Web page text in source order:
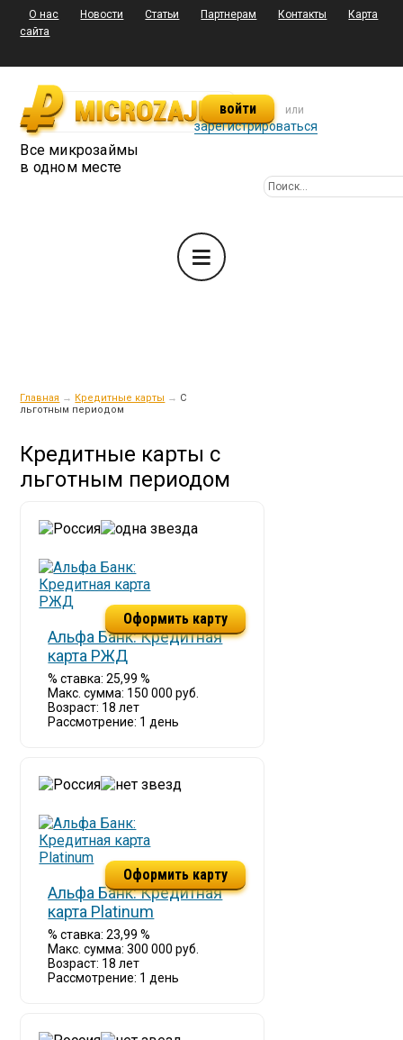
О нас Новости Статьи Партнерам Контакты
Карта
сайта
Все микрозаймы
в одном месте
войти или
зарегистрироваться
Главная → Кредитные карты → С
льготным периодом
Кредитные карты с
льготным периодом
Альфа Банк: Кредитная
карта РЖД
% ставка: 25,99 %
Макс. сумма: 150 000 руб.
Возраст: 18 лет
Рассмотрение: 1 день
Оформить карту
Альфа Банк: Кредитная
карта Platinum
% ставка: 23,99 %
Макс. сумма: 300 000 руб.
Возраст: 18 лет
Рассмотрение: 1 день
Оформить карту